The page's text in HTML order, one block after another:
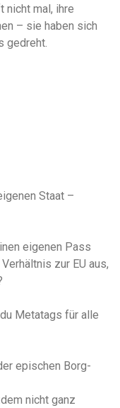
nicht mal, ihre
– sie haben sich
gedreht.
Staat –
eigenen Pass
zur EU aus,
Metatags für alle
epischen Borg-
nicht ganz